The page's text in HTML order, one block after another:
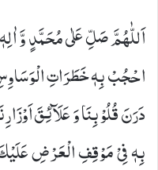
اَللّٰهُمَّ صَلِّ عَلٰى مُحَمَّدٍ وَّ
احْجُبْ بِهٖ خَطَرَاتِ
دَرَنَ قُلُوْبِنَا وَ عَلَآئِقَ
بِهٖ فِیْ مَوْقِفِ الْعَرْضِ